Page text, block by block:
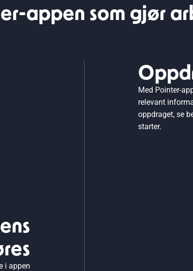
appen som gjør
Med Pointer-
relevant
oppdraget, se
starter.
i appen